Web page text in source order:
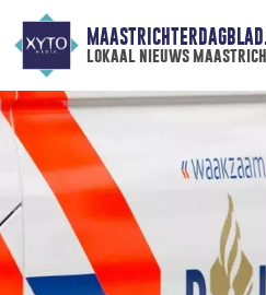
lokaal nieuws